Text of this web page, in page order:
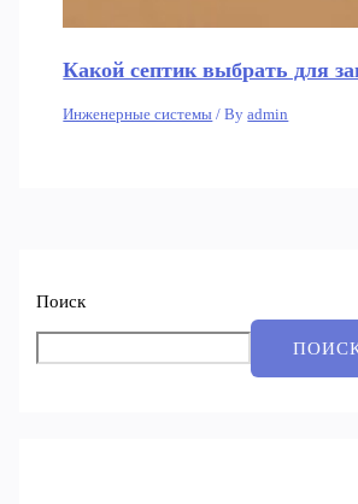
Какой септик выбрать для
Инженерные системы / Byadmin
Поиск